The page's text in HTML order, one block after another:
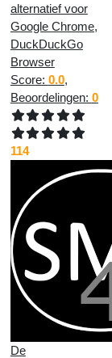
alternatief voor
Google Chrome,
DuckDuckGo
Browser
Score: 0.0,
Beoordelingen: 0
114
De